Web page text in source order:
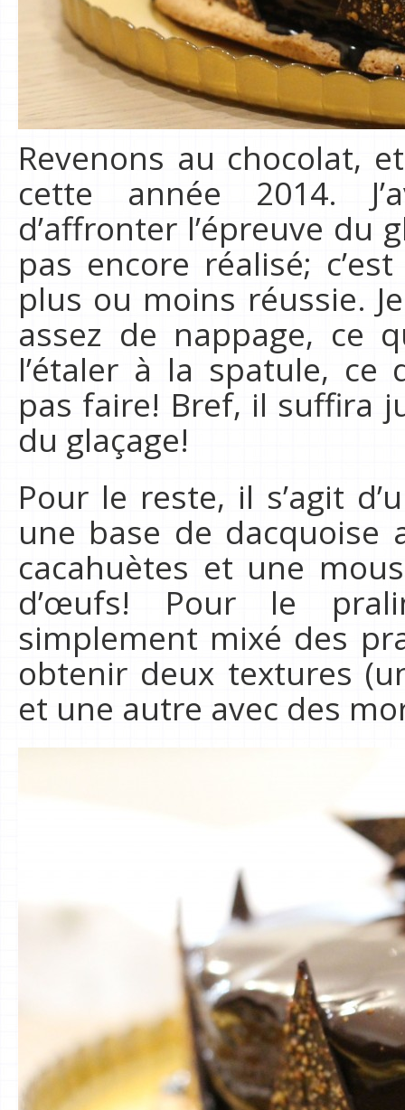
Revenons au chocolat,
cette année 2014.
d’affronter l’épreuve du
pas encore réalisé;
plus ou moins réussie.
assez de nappage, ce
l’étaler à la spatule, ce
pas faire! Bref, il suffira
du glaçage!
Pour le reste, il s’agit
une base de dacquoise
cacahuètes et une
d’œufs! Pour le
simplement mixé des
obtenir deux textures
et une autre avec des